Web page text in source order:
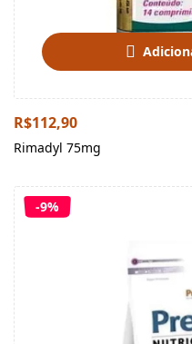
R$112,90
Rimadyl 75mg
-9%